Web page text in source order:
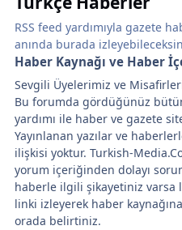
RSS feed yardımıyla gazete
anında burada
Haber Kaynağı ve Haber
Sevgili Üyelerimiz ve
Bu forumda gördüğünüz
yardımı ile haber ve gazete
Yayınlanan yazılar ve
ilişkisi yoktur. Turkish-
yorum içeriğinden dolayı
haberle ilgili şikayetiniz
linki izleyerek haber
orada belirtiniz.